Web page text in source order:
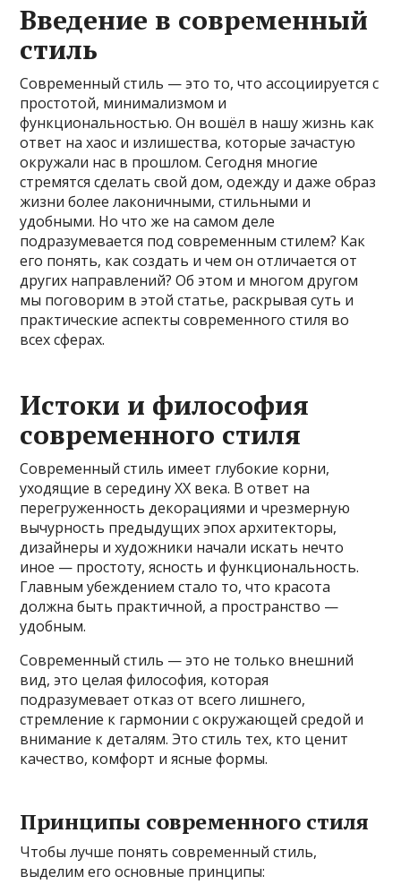
Введение в современный
стиль
Современный стиль — это то, что ассоциируется с
простотой, минимализмом и
функциональностью. Он вошёл в нашу жизнь как
ответ на хаос и излишества, которые зачастую
окружали нас в прошлом. Сегодня многие
стремятся сделать свой дом, одежду и даже образ
жизни более лаконичными, стильными и
удобными. Но что же на самом деле
подразумевается под современным стилем? Как
его понять, как создать и чем он отличается от
других направлений? Об этом и многом другом
мы поговорим в этой статье, раскрывая суть и
практические аспекты современного стиля во
всех сферах.
Истоки и философия
современного стиля
Современный стиль имеет глубокие корни,
уходящие в середину XX века. В ответ на
перегруженность декорациями и чрезмерную
вычурность предыдущих эпох архитекторы,
дизайнеры и художники начали искать нечто
иное — простоту, ясность и функциональность.
Главным убеждением стало то, что красота
должна быть практичной, а пространство —
удобным.
Современный стиль — это не только внешний
вид, это целая философия, которая
подразумевает отказ от всего лишнего,
стремление к гармонии с окружающей средой и
внимание к деталям. Это стиль тех, кто ценит
качество, комфорт и ясные формы.
Принципы современного стиля
Чтобы лучше понять современный стиль,
выделим его основные принципы: